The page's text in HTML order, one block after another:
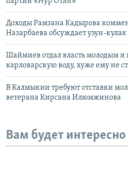
Доходы Рамзана Кадырова
Назарбаева обсуждает узун-кулак
Шаймиев отдал власть молодым
карловарскую воду, хуже ему не
В Калмыкии требуют отставки
ветерана Кирсана Илюмжинова
Вам будет интересно